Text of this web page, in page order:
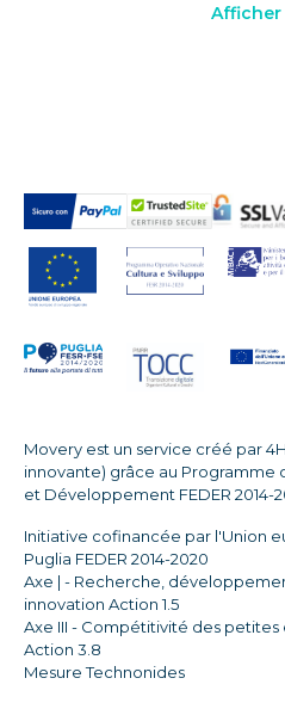
Afficher
Movery est un service créé par
innovante) grâce au Programme
et Développement FEDER 2014-
Initiative cofinancée par l'Union
Puglia FEDER 2014-2020
Axe | - Recherche,
innovation Action 1.5
Axe III - Compétitivité des
Action 3.8
Mesure Technonides